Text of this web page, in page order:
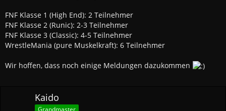
FNF Klasse 1 (High End): 2 Teilnehmer
FNF Klasse 2 (Runic): 2-3 Teilnehmer
FNF Klasse 3 (Classic): 4-5 Teilnehmer
WrestleMania (pure Muskelkraft): 6 Teilnehmer
Wir hoffen, dass noch einige Meldungen dazukommen
Kaido
Grandmaster